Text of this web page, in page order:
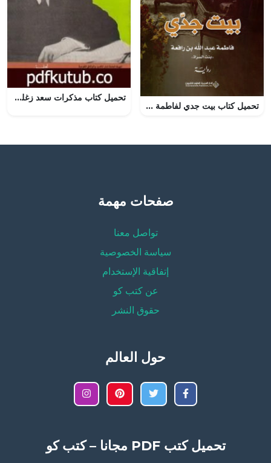
تحميل كتاب بيت جدي لفاطمة عبد الله ابن رفيعة بصيغة PDF مجانا
تحميل كتاب مذكرات سعد زغلول – الجزء السابع PDF تأليف سعد زغلول مجانا [كامل]
صفحات مهمة
تواصل معنا
سياسة الخصوصية
إتفاقية الإستخدام
عن كتب كو
حقوق النشر
حول العالم
تحميل كتب PDF مجانا – كتب كو